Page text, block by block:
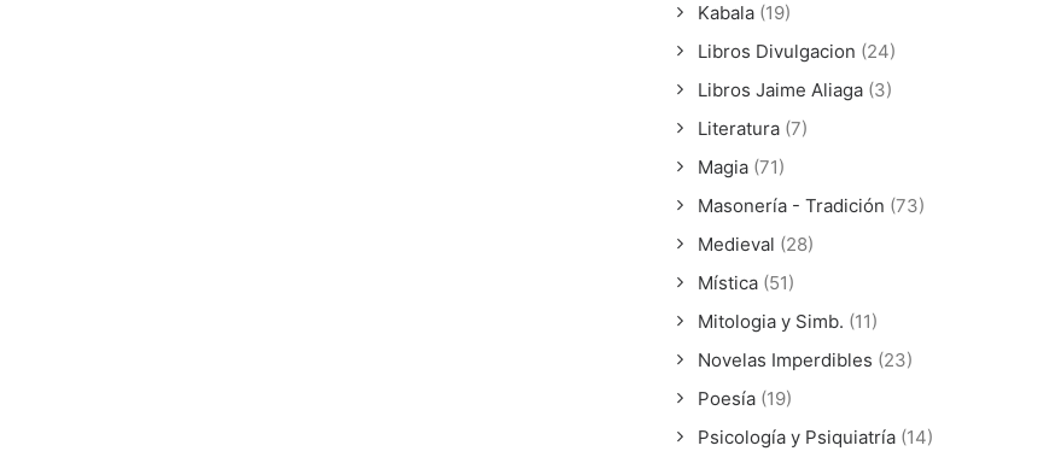
Kabala (19)
Libros Divulgacion (24)
Libros Jaime Aliaga (3)
Literatura (7)
Magia (71)
Masonería - Tradición (73)
Medieval (28)
Mística (51)
Mitologia y Simb. (11)
Novelas Imperdibles (23)
Poesía (19)
Psicología y Psiquiatría (14)